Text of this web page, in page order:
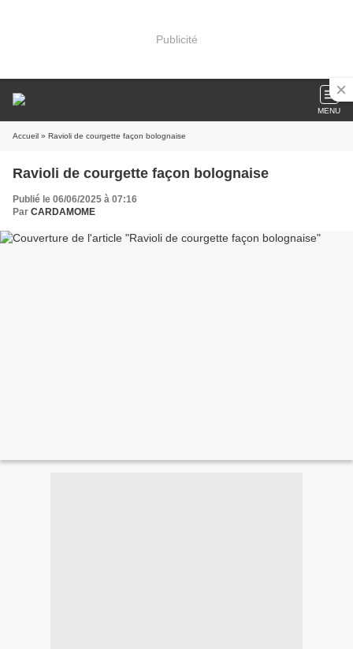
Publicité
MENU
Accueil » Ravioli de courgette façon bolognaise
Ravioli de courgette façon bolognaise
Publié le 06/06/2025 à 07:16
Par CARDAMOME